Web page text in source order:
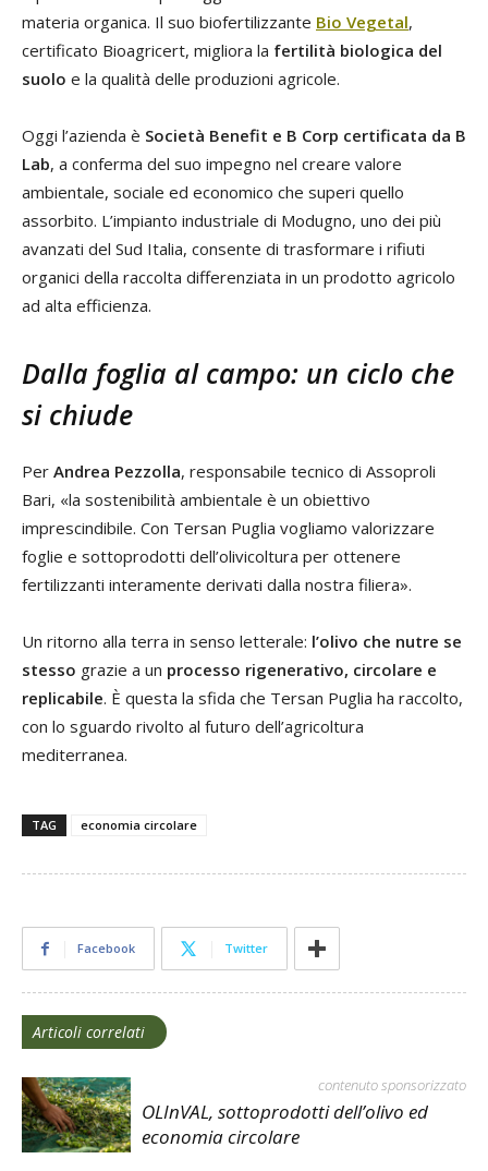
materia organica. Il suo biofertilizzante Bio Vegetal,
certificato Bioagricert, migliora la fertilità biologica del
suolo e la qualità delle produzioni agricole.
Oggi l’azienda è Società Benefit e B Corp certificata da B
Lab, a conferma del suo impegno nel creare valore
ambientale, sociale ed economico che superi quello
assorbito. L’impianto industriale di Modugno, uno dei più
avanzati del Sud Italia, consente di trasformare i rifiuti
organici della raccolta differenziata in un prodotto agricolo
ad alta efficienza.
Dalla foglia al campo: un ciclo che
si chiude
Per Andrea Pezzolla, responsabile tecnico di Assoproli
Bari, «la sostenibilità ambientale è un obiettivo
imprescindibile. Con Tersan Puglia vogliamo valorizzare
foglie e sottoprodotti dell’olivicoltura per ottenere
fertilizzanti interamente derivati dalla nostra filiera».
Un ritorno alla terra in senso letterale: l’olivo che nutre se
stesso grazie a un processo rigenerativo, circolare e
replicabile. È questa la sfida che Tersan Puglia ha raccolto,
con lo sguardo rivolto al futuro dell’agricoltura
mediterranea.
TAG economia circolare
Facebook Twitter
Articoli correlati
contenuto sponsorizzato
OLInVAL, sottoprodotti dell’olivo ed
economia circolare